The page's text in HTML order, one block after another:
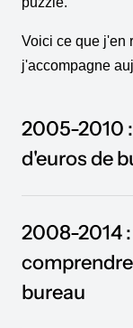
Voici ce que j'en
j'accompagne
2005-2010
d'euros de
2008-2014
bureau